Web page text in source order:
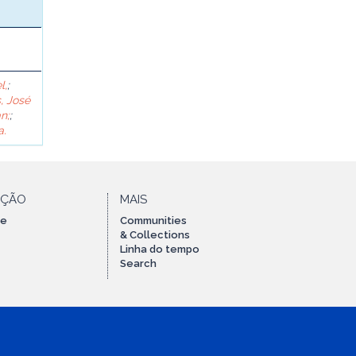
;
José
;
MAIS
Communities
& Collections
Linha do tempo
Search